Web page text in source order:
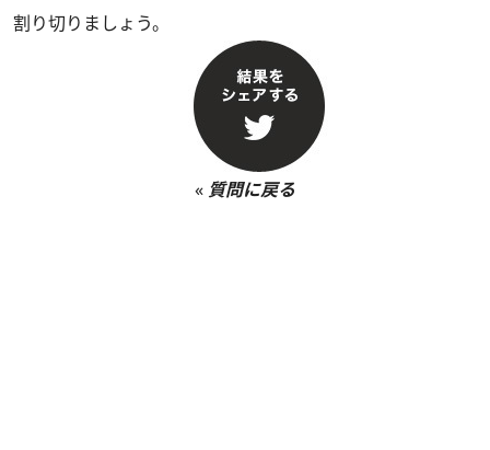
割り切りましょう。
« 質問に戻る